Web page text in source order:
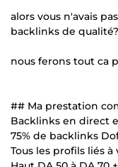
alors vous n'avais
backlinks de qualité?
nous ferons tout ca
## Ma prestation
Backlinks en direct
75% de backlinks
Tous les profils liés